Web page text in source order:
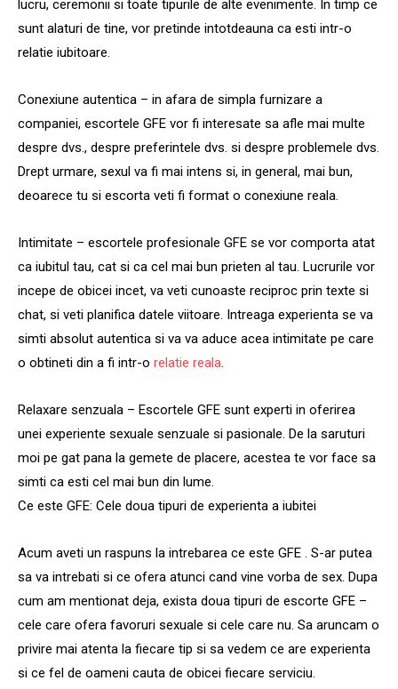
lucru, ceremonii si toate tipurile de alte evenimente. In timp ce
sunt alaturi de tine, vor pretinde intotdeauna ca esti intr-o
relatie iubitoare.
Conexiune autentica – in afara de simpla furnizare a
companiei, escortele GFE vor fi interesate sa afle mai multe
despre dvs., despre preferintele dvs. si despre problemele dvs.
Drept urmare, sexul va fi mai intens si, in general, mai bun,
deoarece tu si escorta veti fi format o conexiune reala.
Intimitate – escortele profesionale GFE se vor comporta atat
ca iubitul tau, cat si ca cel mai bun prieten al tau. Lucrurile vor
incepe de obicei incet, va veti cunoaste reciproc prin texte si
chat, si veti planifica datele viitoare. Intreaga experienta se va
simti absolut autentica si va va aduce acea intimitate pe care
o obtineti din a fi intr-o relatie reala.
Relaxare senzuala – Escortele GFE sunt experti in oferirea
unei experiente sexuale senzuale si pasionale. De la saruturi
moi pe gat pana la gemete de placere, acestea te vor face sa
simti ca esti cel mai bun din lume.
Ce este GFE: Cele doua tipuri de experienta a iubitei
Acum aveti un raspuns la intrebarea ce este GFE . S-ar putea
sa va intrebati si ce ofera atunci cand vine vorba de sex. Dupa
cum am mentionat deja, exista doua tipuri de escorte GFE –
cele care ofera favoruri sexuale si cele care nu. Sa aruncam o
privire mai atenta la fiecare tip si sa vedem ce are experienta
si ce fel de oameni cauta de obicei fiecare serviciu.